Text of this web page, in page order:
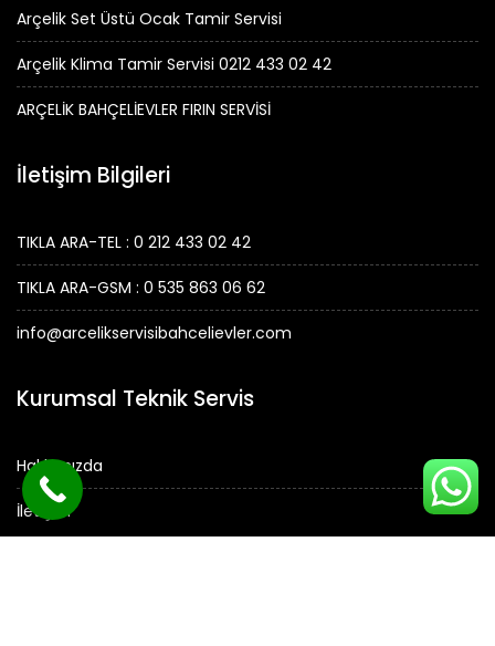
Arçelik Set Üstü Ocak Tamir Servisi
Arçelik Klima Tamir Servisi 0212 433 02 42
ARÇELİK BAHÇELİEVLER FIRIN SERVİSİ
İletişim Bilgileri
TIKLA ARA-TEL : 0 212 433 02 42
TIKLA ARA-GSM : 0 535 863 06 62
info@arcelikservisibahcelievler.com
Kurumsal Teknik Servis
Hakkımızda
İletişim